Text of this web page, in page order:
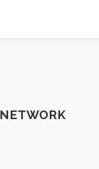
NETWORK